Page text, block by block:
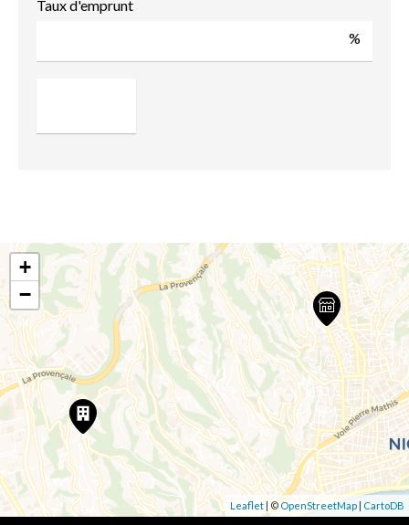
Taux d'emprunt
%
+
−
Leaflet| ©OpenStreetMap | CartoDB